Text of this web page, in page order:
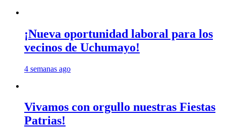
¡Nueva oportunidad laboral para los
vecinos de Uchumayo!
4 semanas ago
Vivamos con orgullo nuestras Fiestas
Patrias!